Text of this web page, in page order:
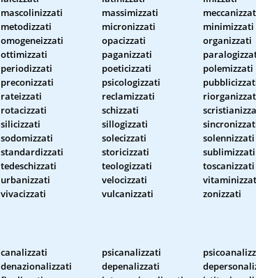
mascolinizzati massimizzati
metodizzati micronizzati
minimizzati
omogeneizzati opacizzati
organizzati
ottimizzati paganizzati
periodizzati poeticizzati
polemizzati
preconizzati psicologizzati
rateizzati reclamizzati
rotacizzati schizzati
silicizzati sillogizzati
sodomizzati solecizzati
solennizzati
standardizzati storicizzati
sublimizzati
tedeschizzati teologizzati
toscanizzati
urbanizzati velocizzati
vivacizzati vulcanizzati zonizzati
canalizzati psicanalizzati
denazionalizzati depenalizzati